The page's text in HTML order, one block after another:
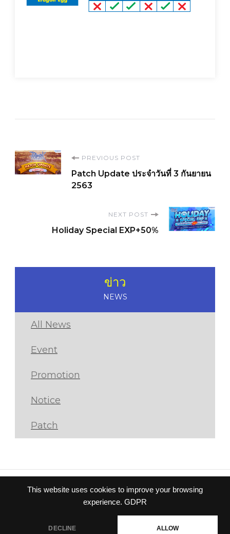
This website uses cookies to improve your browsing
experience. GDPR
DECLINE ALLOW
Post
Navigation
PREVIOUS POST
Patch Update ประจำวันที่ 3 กันยายน
2563
NEXT POST
Holiday Special EXP+50%
ข่าว
NEWS
All News
Event
Promotion
Notice
Patch
Privacy policy |Terms of
© Gravity Co.,Ltd. & Lee